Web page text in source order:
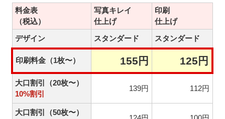
料金表
（税込）
写真キレイ
仕上げ
印刷
仕上げ
デザイン
スタンダード スタンダード
印刷料金（1枚〜） 155円 125円
大口割引（20枚〜）
10%割引
139円 112円
大口割引（50枚〜）